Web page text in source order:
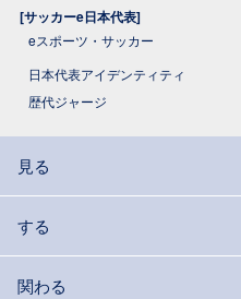
[サッカーe日本代表]
eスポーツ・サッカー
日本代表アイデンティティ
歴代ジャージ
見る
する
関わる